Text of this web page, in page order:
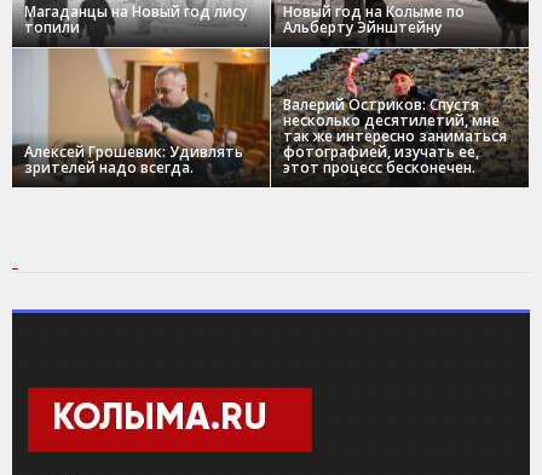
Магаданцы на Новый год лису
топили
Новый год на Колыме по
Альберту Эйнштейну
Алексей Грошевик: Удивлять
зрителей надо всегда.
Валерий Остриков: Спустя
несколько десятилетий, мне
так же интересно заниматься
фотографией, изучать ее,
этот процесс бесконечен.
КОЛЫМА.RU